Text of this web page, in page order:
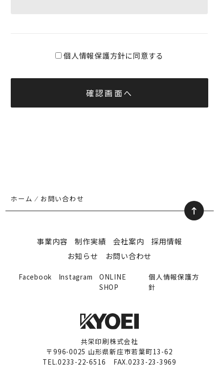
個人情報保護方針に同意する
ホーム ⁄ お問い合わせ
共栄印刷株式会社
〒996-0025 山形県新庄市若葉町13-62
TEL.0233-22-6516 FAX.0233-23-3969
事業内容 制作実績 会社案内
採用情報
お知らせ
お問い合わせ
Facebook Instagram
ONLINE
SHOP
個人情報保護方
針